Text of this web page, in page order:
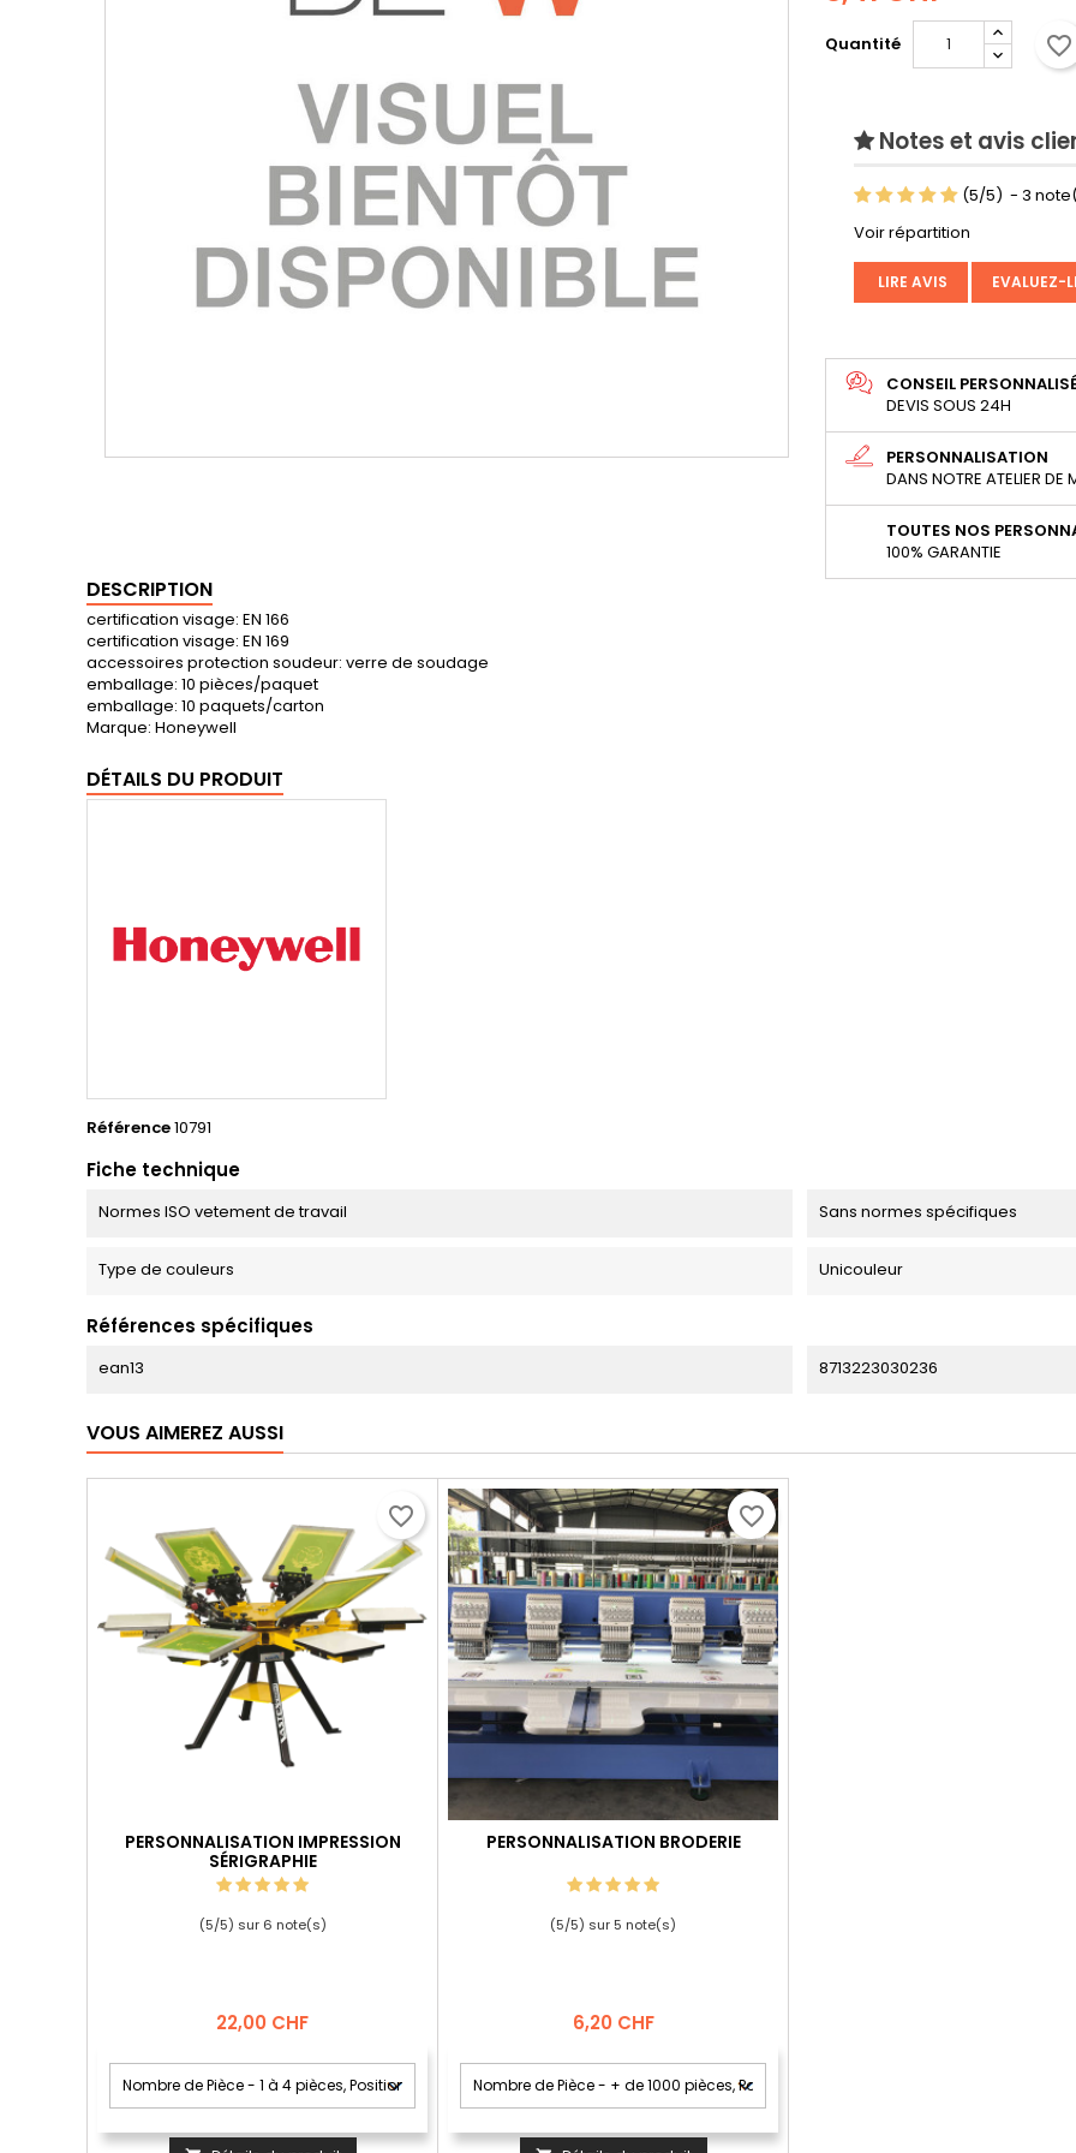
Quantité favorite_border
Notes et avis
(5/5) - 3
Voir répartition
LIRE AVIS EVALUEZ-
CONSEIL
DEVIS SOUS 24H
PERSONNALISATION
DANS NOTRE ATELIER DE
TOUTES NOS
100% GARANTIE
DESCRIPTION
certification visage: EN 166
certification visage: EN 169
accessoires protection soudeur: verre de soudage
emballage: 10 pièces/paquet
emballage: 10 paquets/carton
Marque: Honeywell
DÉTAILS DU PRODUIT
Référence10791
Fiche technique
Normes ISO vetement de travail Sans normes spécifiques
Type de couleurs Unicouleur
Références spécifiques
ean13 8713223030236
VOUS AIMEREZ AUSSI
PERSONNALISATION IMPRESSION
SÉRIGRAPHIE
(5/5) sur 6 note(s)
Prix
22,00 CHF
favorite_border
PERSONNALISATION BRODERIE
(5/5) sur 5 note(s)
Prix
6,20 CHF
favorite_border